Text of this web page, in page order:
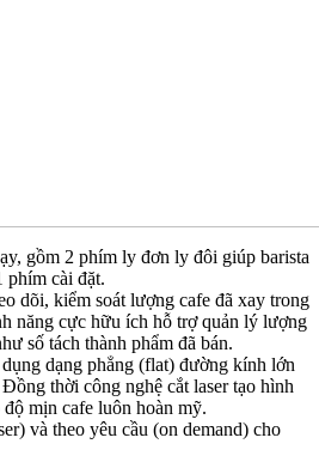
gồm 2 phím ly đơn ly đôi giúp barista
phím cài đặt.
dõi, kiểm soát lượng cafe đã xay trong
năng cực hữu ích hỗ trợ quản lý lượng
số tách thành phẩm đã bán.
dạng phẳng (flat) đường kính lớn
thời công nghệ cắt laser tạo hình
mịn cafe luôn hoàn mỹ.
và theo yêu cầu (on demand) cho